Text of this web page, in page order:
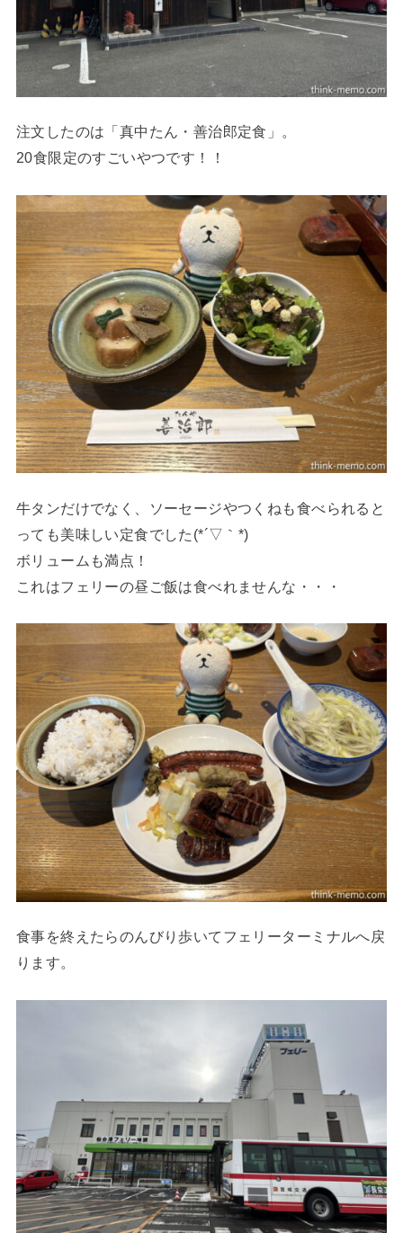
注文したのは「真中たん・善治郎定食」。
20食限定のすごいやつです！！
牛タンだけでなく、ソーセージやつくねも食べられると
っても美味しい定食でした(*´▽｀*)
ボリュームも満点！
これはフェリーの昼ご飯は食べれませんな・・・
食事を終えたらのんびり歩いてフェリーターミナルへ戻
ります。